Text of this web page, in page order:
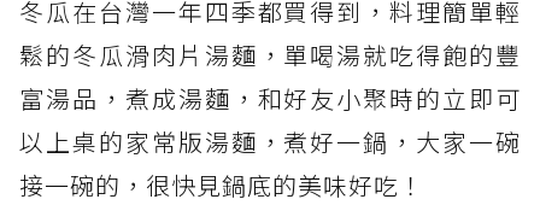
冬瓜在台灣一年四季都買得到，料理簡單輕
鬆的冬瓜滑肉片湯麵，單喝湯就吃得飽的豐
富湯品，煮成湯麵，和好友小聚時的立即可
以上桌的家常版湯麵，煮好一鍋，大家一碗
接一碗的，很快見鍋底的美味好吃！